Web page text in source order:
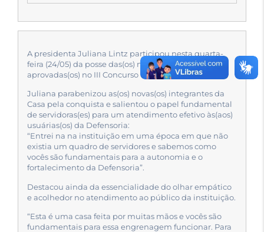
A presidenta Juliana Lintz participou nesta quarta-
feira (24/05) da posse das(os) novas(os) servidoras(es)
aprovadas(os) no III Concurso da DPRJ.
Juliana parabenizou as(os) novas(os) integrantes da
Casa pela conquista e salientou o papel fundamental
de servidoras(es) para um atendimento efetivo às(aos)
usuárias(os) da Defensoria:
“Entrei na na instituição em uma época em que não
existia um quadro de servidores e sabemos como
vocês são fundamentais para a autonomia e o
fortalecimento da Defensoria”.
Destacou ainda da essencialidade do olhar empático
e acolhedor no atendimento ao público da instituição.
“Esta é uma casa feita por muitas mãos e vocês são
fundamentais para essa engrenagem funcionar. Para